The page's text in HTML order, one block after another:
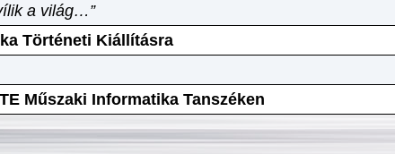
a világ…”
Történeti Kiállításra
Műszaki Informatika Tanszéken